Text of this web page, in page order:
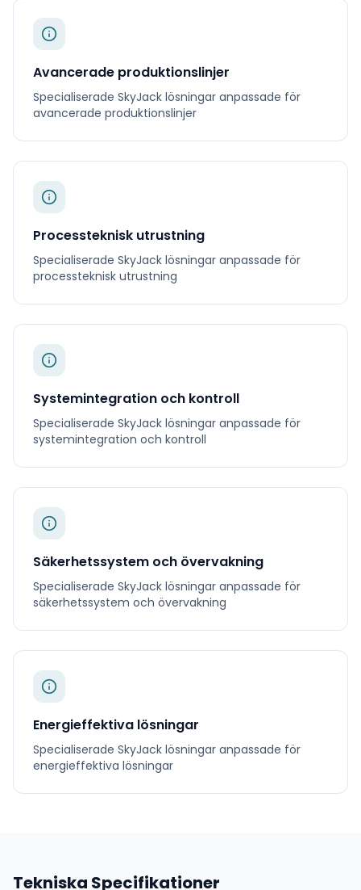
Avancerade produktionslinjer
Specialiserade SkyJack lösningar anpassade för
avancerade produktionslinjer
Processteknisk utrustning
Specialiserade SkyJack lösningar anpassade för
processteknisk utrustning
Systemintegration och kontroll
Specialiserade SkyJack lösningar anpassade för
systemintegration och kontroll
Säkerhetssystem och övervakning
Specialiserade SkyJack lösningar anpassade för
säkerhetssystem och övervakning
Energieffektiva lösningar
Specialiserade SkyJack lösningar anpassade för
energieffektiva lösningar
Tekniska Specifikationer